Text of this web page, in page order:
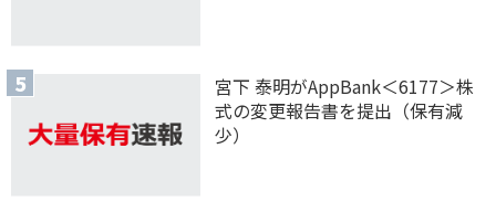
宮下 泰明がAppBank＜6177＞株
式の変更報告書を提出（保有減
少）